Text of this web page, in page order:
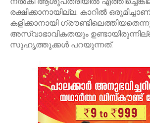
രക്ഷിക്കാനായില്ല. കാറില്‍ ഒരുമിച്ചാണ്
കളിക്കാനായി
അസ്വാഭാവികതയും
സുഹൃത്തുക്കള്‍ പറയുന്നത്.